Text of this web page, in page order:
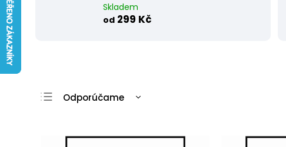
Skladem
od 299 Kč
Odporúčame
Najdrahšie